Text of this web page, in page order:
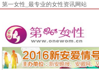
第一女性_最专业的女性资讯网站